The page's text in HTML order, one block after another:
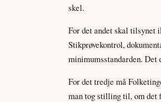
skel.
For det andet skal tilsynet
Stikprøvekontrol,
minimumsstandarden. Det
For det tredje må
man tog stilling til, om